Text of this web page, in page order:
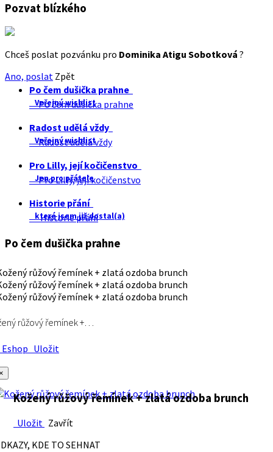
Pozvat blízkého
Chceš poslat pozvánku pro Dominika Atigu Sobotková ?
Ano, poslat Zpět
Po čem dušička prahne
Veřejný wishlist
Po čem dušička prahne
Radost udělá vždy
Veřejný wishlist
Radost udělá vždy
Pro Lilly, její kočičenstvo
Jen pro přátele
Pro Lilly, její kočičenstvo
Historie přání
které jsem již dostal(a)
Historie přání
Po čem dušička prahne
růžový řemínek +…
Uložit
Kožený růžový řemínek + zlatá ozdoba brunch
Uložit Zavřít
KDE TO SEHNAT